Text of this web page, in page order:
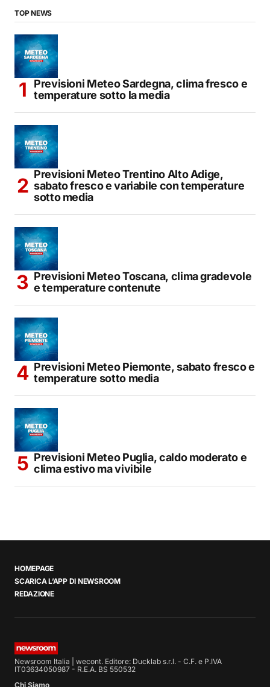
TOP NEWS
Previsioni Meteo Sardegna, clima fresco e
temperature sotto la media
Previsioni Meteo Trentino Alto Adige,
sabato fresco e variabile con temperature
sotto media
Previsioni Meteo Toscana, clima gradevole
e temperature contenute
Previsioni Meteo Piemonte, sabato fresco e
temperature sotto media
Previsioni Meteo Puglia, caldo moderato e
clima estivo ma vivibile
HOMEPAGE
SCARICA L’APP DI NEWSROOM
REDAZIONE
Newsroom Italia | wecont. Editore: Ducklab s.r.l. - C.F. e P.IVA
IT03634050987 - R.E.A. BS 550532
Chi Siamo